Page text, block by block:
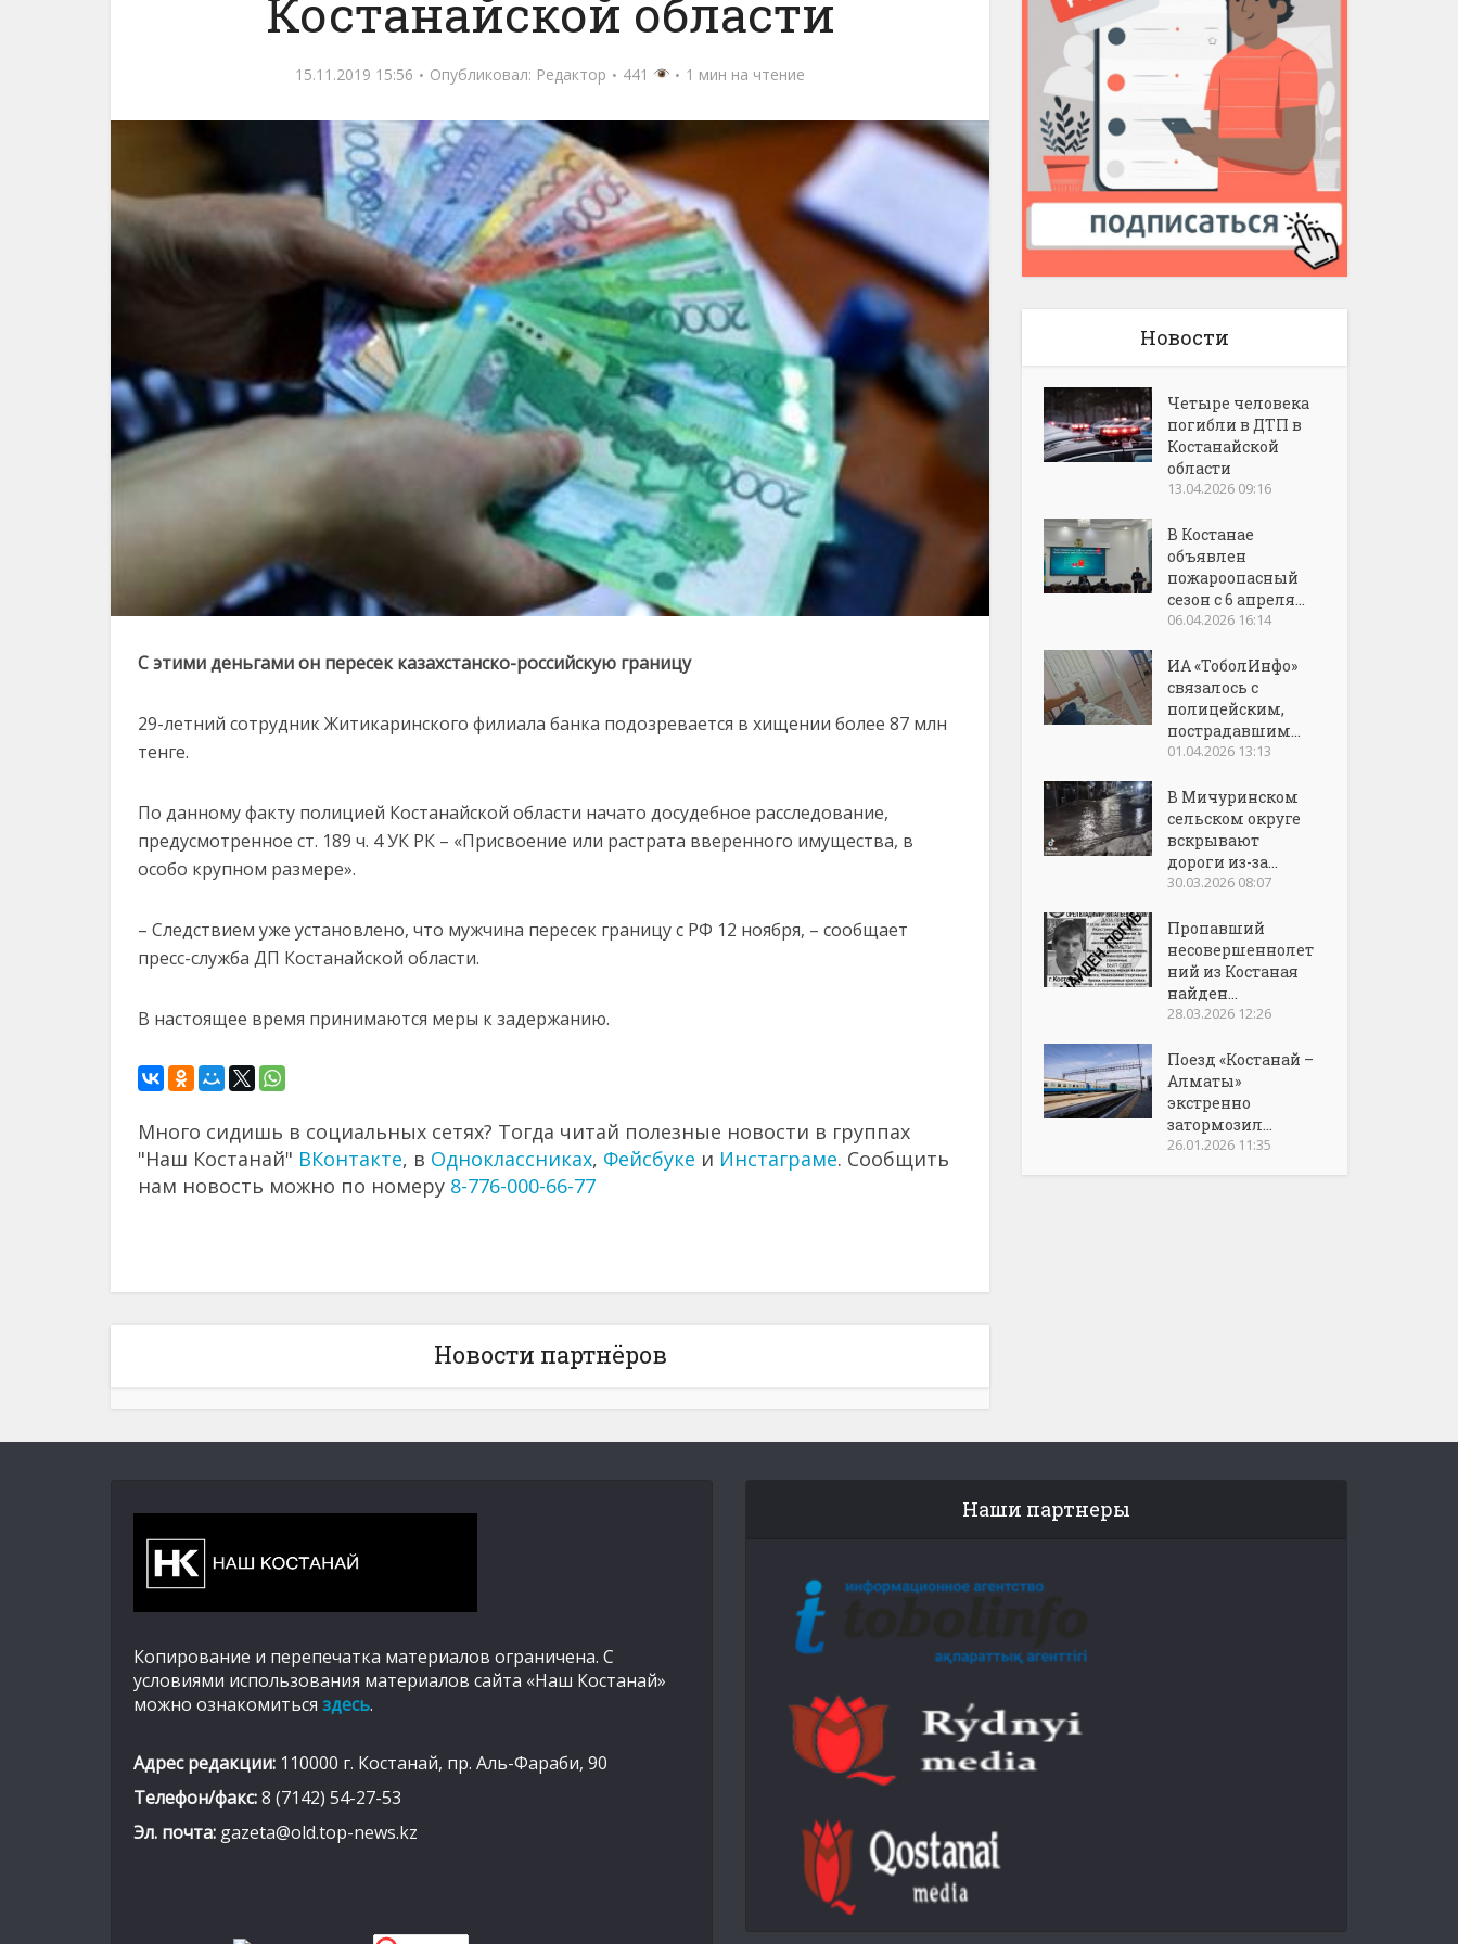
Костанайской области
15.11.2019 15:56 Опубликовал: Редактор 441 1 мин на чтение
С этими деньгами он пересек казахстанско-российскую границу
29-летний сотрудник Житикаринского филиала банка подозревается в хищении более 87 млн
тенге.
По данному факту полицией Костанайской области начато досудебное расследование,
предусмотренное ст. 189 ч. 4 УК РК – «Присвоение или растрата вверенного имущества, в
особо крупном размере».
– Следствием уже установлено, что мужчина пересек границу с РФ 12 ноября, – сообщает
пресс-служба ДП Костанайской области.
В настоящее время принимаются меры к задержанию.
Много сидишь в социальных сетях? Тогда читай полезные новости в группах
"Наш Костанай" ВКонтакте, в Одноклассниках, Фейсбуке и Инстаграме. Сообщить
нам новость можно по номеру 8-776-000-66-77
Новости партнёров
Новости
Четыре человека
погибли в ДТП в
Костанайской
области
13.04.2026 09:16
В Костанае
объявлен
пожароопасный
сезон с 6 апреля...
06.04.2026 16:14
ИА «ТоболИнфо»
связалось с
полицейским,
пострадавшим...
01.04.2026 13:13
В Мичуринском
сельском округе
вскрывают
дороги из-за...
30.03.2026 08:07
Пропавший
несовершеннолет
ний из Костаная
найден...
28.03.2026 12:26
Поезд «Костанай –
Алматы»
экстренно
затормозил...
26.01.2026 11:35
Копирование и перепечатка материалов ограничена. С
условиями использования материалов сайта «Наш Костанай»
можно ознакомиться здесь.
Адрес редакции: 110000 г. Костанай, пр. Аль-Фараби, 90
Телефон/факс:8 (7142) 54-27-53
Эл. почта: gazeta@old.top-news.kz
Наши партнеры